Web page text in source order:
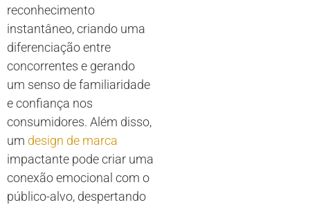
reconhecimento
instantâneo, criando uma
diferenciação entre
concorrentes e gerando
um senso de familiaridade
e confiança nos
consumidores. Além disso,
um design de marca
impactante pode criar uma
conexão emocional com o
público-alvo, despertando